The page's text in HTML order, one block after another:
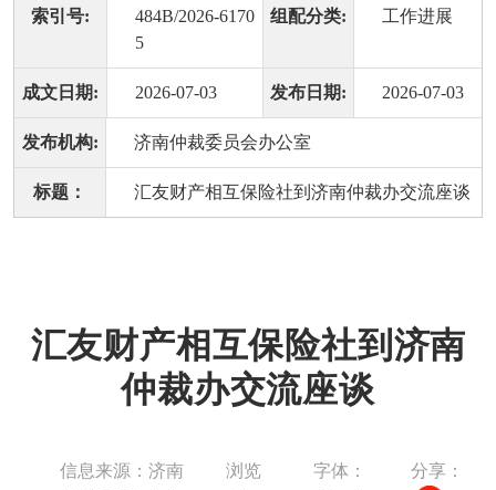
索引号:
484B/2026-6170
5
组配分类: 工作进展
成文日期: 2026-07-03 发布日期: 2026-07-03
发布机构: 济南仲裁委员会办公室
标题： 汇友财产相互保险社到济南仲裁办交流座谈
汇友财产相互保险社到济南
仲裁办交流座谈
信息来源：济南
浏览
字体：
分享：